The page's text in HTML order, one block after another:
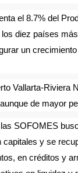
el 8.7% del
diez países
un
Vallarta-Riviera
de mayor
SOFOMES
y se
en créditos y